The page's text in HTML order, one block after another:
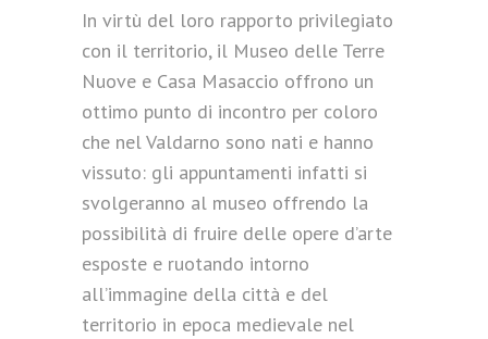
In virtù del loro rapporto privilegiato
con il territorio, il Museo delle Terre
Nuove e Casa Masaccio offrono un
ottimo punto di incontro per coloro
che nel Valdarno sono nati e hanno
vissuto: gli appuntamenti infatti si
svolgeranno al museo offrendo la
possibilità di fruire delle opere d’arte
esposte e ruotando intorno
all’immagine della città e del
territorio in epoca medievale nel